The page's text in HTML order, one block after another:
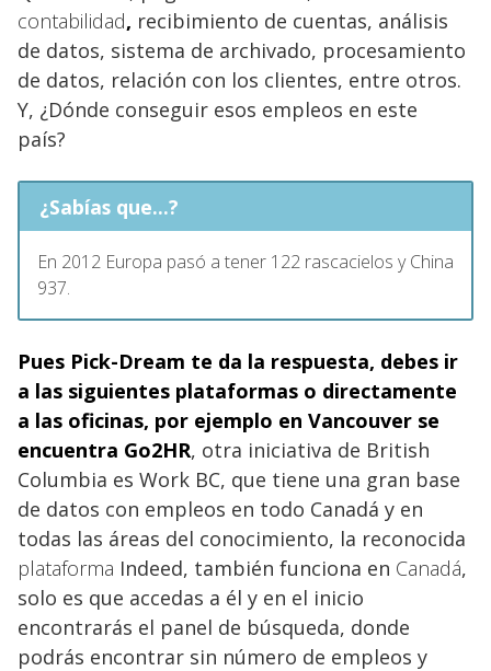
contabilidad, recibimiento de cuentas, análisis
de datos, sistema de archivado, procesamiento
de datos, relación con los clientes, entre otros.
Y, ¿Dónde conseguir esos empleos en este
país?
¿Sabías que...?
En 2012 Europa pasó a tener 122 rascacielos y China
937.
Pues Pick-Dream te da la respuesta, debes ir
a las siguientes plataformas o directamente
a las oficinas, por ejemplo en Vancouver se
encuentra Go2HR, otra iniciativa de British
Columbia es Work BC, que tiene una gran base
de datos con empleos en todo Canadá y en
todas las áreas del conocimiento, la reconocida
plataforma Indeed, también funciona en Canadá,
solo es que accedas a él y en el inicio
encontrarás el panel de búsqueda, donde
podrás encontrar sin número de empleos y